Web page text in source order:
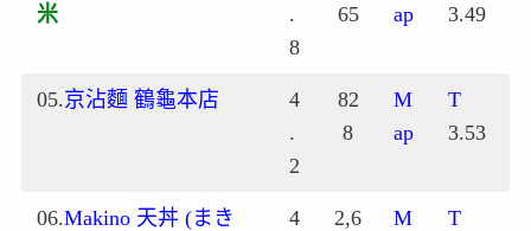
米
.
8
65
ap
3.49
05.京沾麵 鶴龜本店
4
.
2
82
8
M
ap
T
3.53
06.Makino 天丼 (まき
4
2,6
M
T